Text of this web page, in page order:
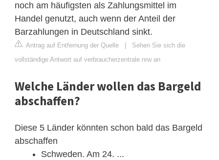
noch am häufigsten als Zahlungsmittel im
Handel genutzt, auch wenn der Anteil der
Barzahlungen in Deutschland sinkt.
Antrag auf Entfernung der Quelle
Sehen Sie sich die
vollständige Antwort auf verbraucherzentrale.nrw an
Welche Länder wollen das Bargeld
abschaffen?
Diese 5 Länder könnten schon bald das Bargeld
abschaffen
Schweden. Am 24. ...